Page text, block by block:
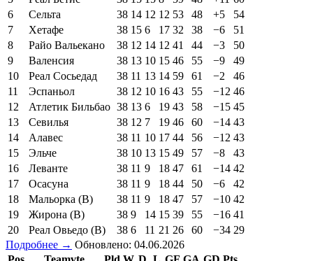
6
Сельта 38 14 12 12 53 48 +5
54
7
Хетафе 38 15 6 17 32 38 −6
51
8
Райо Вальекано 38 12 14 12 41 44 −3
50
9
Валенсия 38 13 10 15 46 55 −9
49
10
Реал Сосьедад 38 11 13 14 59 61 −2
46
11
Эспаньол 38 12 10 16 43 55 −12 46
12
Атлетик Бильбао 38 13 6 19 43 58 −15 45
13
Севилья 38 12 7 19 46 60 −14 43
14
Алавес 38 11 10 17 44 56 −12 43
15
Эльче 38 10 13 15 49 57 −8
43
16
Леванте 38 11 9 18 47 61 −14 42
17
Осасуна 38 11 9 18 44 50 −6
42
18
Мальорка (В) 38 11 9 18 47 57 −10 42
19
Жирона (В) 38 9 14 15 39 55 −16 41
20
Реал Овьедо (В) 38 6 11 21 26 60 −34 29
Подробнее → Обновлено: 04.06.2026